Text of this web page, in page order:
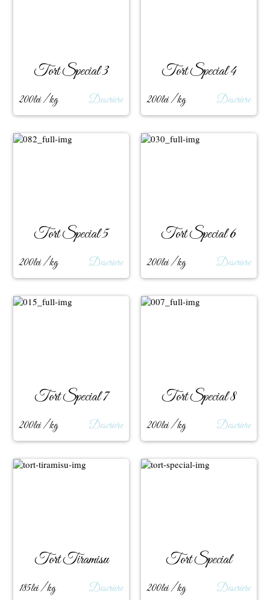
Tort Special 3
200lei / kg Descriere
Tort Special 4
200lei / kg Descriere
Tort Special 5
200lei / kg Descriere
Tort Special 6
200lei / kg Descriere
Tort Special 7
200lei / kg Descriere
Tort Special 8
200lei / kg Descriere
Tort Tiramisu
185lei / kg Descriere
Tort Special
200lei / kg Descriere